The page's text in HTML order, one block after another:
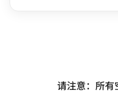
请注意：所有